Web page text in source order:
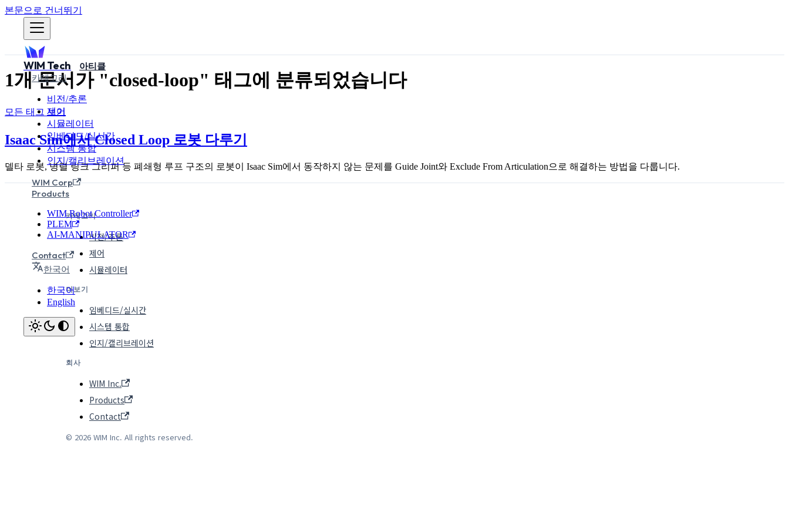
본문으로 건너뛰기
WIM Tech
아티클
카테고리
비전/추론
제어
시뮬레이터
임베디드/실시간
시스템 통합
인지/캘리브레이션
WIM Corp
Products
WIM Robot Controller
PLEM
AI-MANIPULATOR
Contact
한국어
한국어
English
1개 문서가 "closed-loop" 태그에 분류되었습니다
모든 태그 보기
Isaac Sim에서 Closed Loop 로봇 다루기
델타 로봇, 병렬 링크 그리퍼 등 폐쇄형 루프 구조의 로봇이 Isaac Sim에서 동작하지 않는 문제를 Guide Joint와 Exclude From Articulation으로 해결하는 방법을 다룹니다.
카테고리
비전/추론
제어
시뮬레이터
더보기
임베디드/실시간
시스템 통합
인지/캘리브레이션
회사
WIM Inc.
Products
Contact
© 2026 WIM Inc. All rights reserved.